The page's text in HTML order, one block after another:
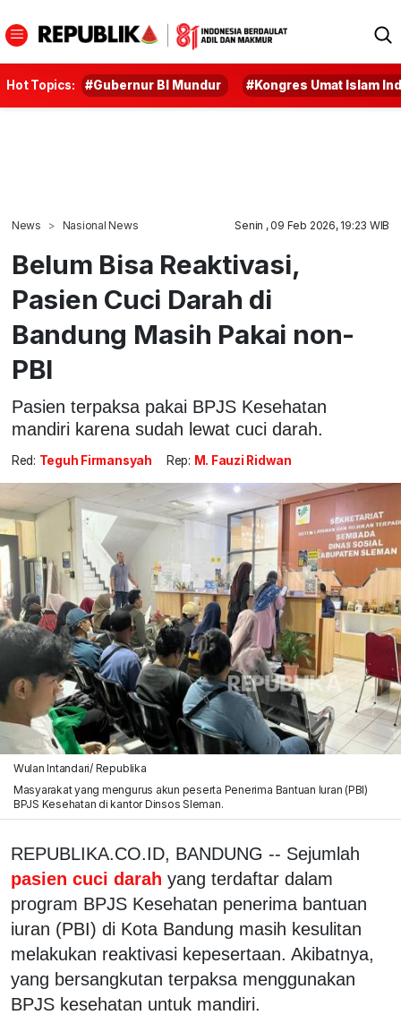
Hot Topics: #Gubernur BI Mundur #Kongres Umat Islam
News Nasional News Senin , 09 Feb 2026, 19:23 WIB
Belum Bisa Reaktivasi,
Pasien Cuci Darah di
Bandung Masih Pakai non-
PBI
Pasien terpaksa pakai BPJS Kesehatan
mandiri karena sudah lewat cuci darah.
Red: Teguh Firmansyah Rep: M. Fauzi Ridwan
Wulan Intandari/ Republika
Masyarakat yang mengurus akun peserta Penerima Bantuan Iuran (PBI)
BPJS Kesehatan di kantor Dinsos Sleman.
REPUBLIKA.CO.ID, BANDUNG -- Sejumlah
pasien cuci darah yang terdaftar dalam
program BPJS Kesehatan penerima bantuan
iuran (PBI) di Kota Bandung masih kesulitan
melakukan reaktivasi kepesertaan. Akibatnya,
yang bersangkutan terpaksa menggunakan
BPJS kesehatan untuk mandiri.